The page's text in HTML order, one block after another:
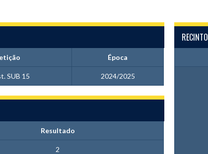
Época
SUB 15 2024/2025
RECINTO
Resultado
2